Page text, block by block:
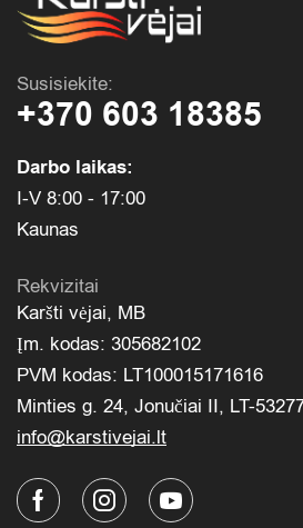
Susisiekite:
+370 603 18385
Darbo laikas:
I-V 8:00 - 17:00
Kaunas
Rekvizitai
Karšti vėjai, MB
Įm. kodas: 305682102
PVM kodas: LT100015171616
Minties g. 24, Jonučiai II, LT-
info@karstivejai.lt